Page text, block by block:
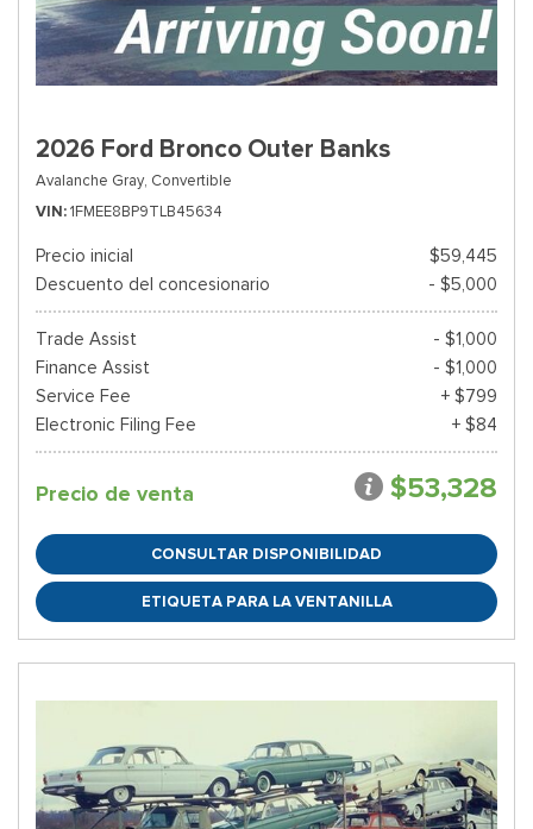
2026 Ford Bronco Outer Banks
Avalanche Gray, Convertible
VIN 1FMEE8BP9TLB45634
Precio inicial
$59,445
Descuento del concesionario
- $5,000
Trade Assist
- $1,000
Finance Assist
- $1,000
Service Fee
+ $799
Electronic Filing Fee
+ $84
Precio de venta $53,328
CONSULTAR DISPONIBILIDAD
ETIQUETA PARA LA VENTANILLA